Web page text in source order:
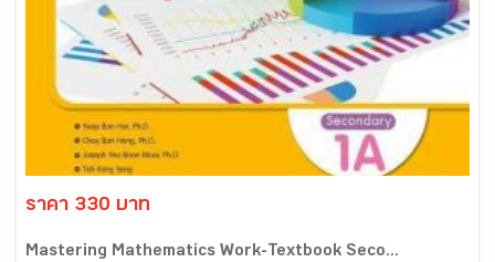
ราคา 330 บาท
Mastering Mathematics Work-Textbook Seco...